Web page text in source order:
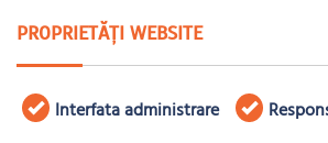
PROPRIETĂȚI WEBSITE
Interfata administrare